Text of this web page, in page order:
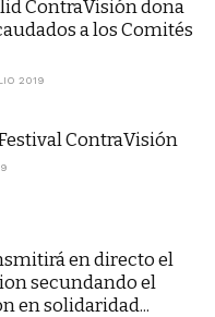
ContraVisión dona
a los Comités
2019
ContraVisión
en directo el
secundando el
en solidaridad...